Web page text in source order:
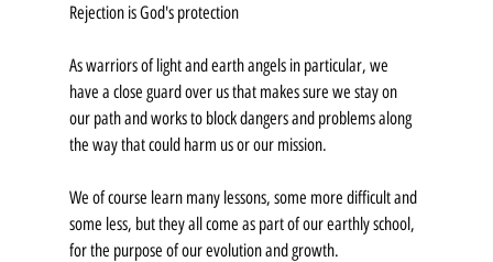
Rejection is God's protection
As warriors of light and earth angels in particular, we
have a close guard over us that makes sure we stay on
our path and works to block dangers and problems along
the way that could harm us or our mission.
We of course learn many lessons, some more difficult and
some less, but they all come as part of our earthly school,
for the purpose of our evolution and growth.